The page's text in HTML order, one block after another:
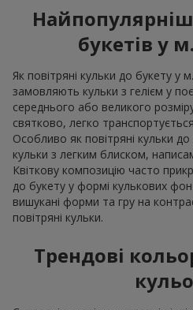
букетів у
Як повітряні кульки до букету у
замовляють кульки з гелієм у
середнього або великого
святково, легко
Особливо як повітряні кульки до
кульки з легким блиском,
Квіткову композицію часто
до букету у формі кулькових
вишукані форми та гру на
повітряні кульки.
Трендові